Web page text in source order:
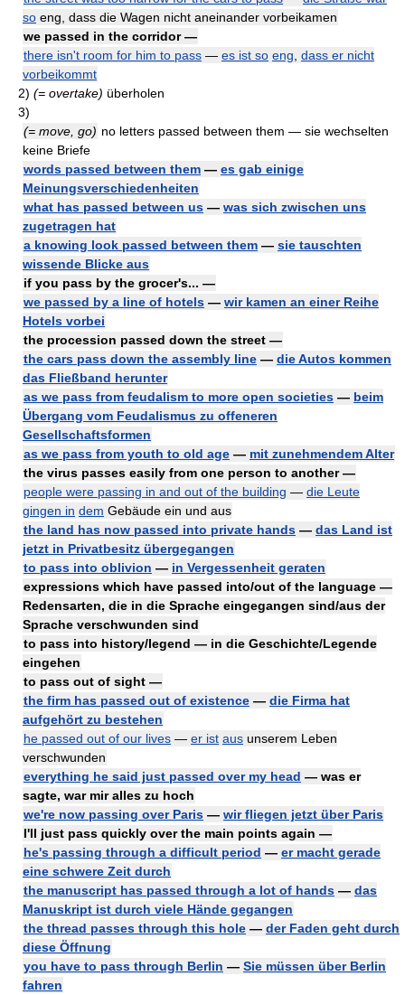
so eng, dass die Wagen nicht aneinander vorbeikamen
we passed in the corridor —
there isn't room for him to pass — es ist so eng dass er nicht
vorbeikommt
2) (= overtake) überholen
3)
(= move, go) no letters passed between them — sie wechselten
keine Briefe
words passed between them — es gab einige
Meinungsverschiedenheiten
what has passed between us — was sich zwischen uns
zugetragen hat
a knowing look passed between them — sie tauschten
wissende Blicke aus
if you pass by the grocer's... —
we passed by a line of hotels — wir kamen an einer Reihe
Hotels vorbei
the procession passed down the street —
the cars pass down the assembly line — die Autos kommen
das Fließband herunter
as we pass from feudalism to more open societies — beim
Übergang vom Feudalismus zu offeneren
Gesellschaftsformen
as we pass from youth to old age — mit zunehmendem Alter
the virus passes easily from one person to another —
people were passing in and out of the building — die Leute
gingen in dem Gebäude ein und aus
the land has now passed into private hands — das Land ist
jetzt in Privatbesitz übergegangen
to pass into oblivion — in Vergessenheit geraten
expressions which have passed into/out of the language —
Redensarten, die in die Sprache eingegangen sind/aus der
Sprache verschwunden sind
to pass into history/legend — in die Geschichte/Legende
eingehen
to pass out of sight —
the firm has passed out of existence — die Firma hat
aufgehört zu bestehen
he passed out of our lives — er ist aus unserem Leben
verschwunden
everything he said just passed over my head — was er
sagte, war mir alles zu hoch
we're now passing over Paris — wir fliegen jetzt über Paris
I'll just pass quickly over the main points again —
he's passing through a difficult period — er macht gerade
eine schwere Zeit durch
the manuscript has passed through a lot of hands — das
Manuskript ist durch viele Hände gegangen
the thread passes through this hole — der Faden geht durch
diese Öffnung
you have to pass through Berlin — Sie müssen über Berlin
fahren